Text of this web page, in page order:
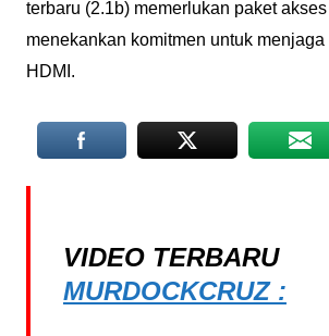
terbaru (2.1b) memerlukan paket
menekankan komitmen untuk
HDMI.
VIDEO TERBARU
MURDOCKCRUZ :